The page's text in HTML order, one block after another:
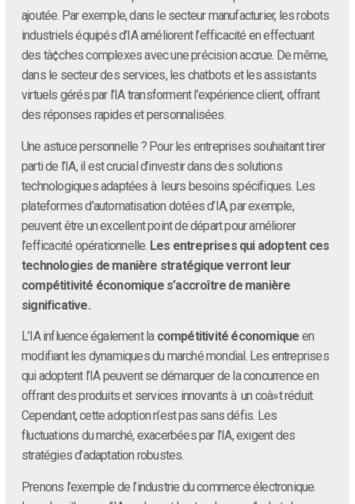
ajoutée. Par exemple, dans le secteur manufacturier, les robots
industriels équipés d’IA améliorent l’efficacité en effectuant
des tà¢ches complexes avec une précision accrue. De même,
dans le secteur des services, les chatbots et les assistants
virtuels gérés par l’IA transforment l’expérience client, offrant
des réponses rapides et personnalisées.
Une astuce personnelle ? Pour les entreprises souhaitant tirer
parti de l’IA, il est crucial d’investir dans des solutions
technologiques adaptées à leurs besoins spécifiques. Les
plateformes d’automatisation dotées d’IA, par exemple,
peuvent être un excellent point de départ pour améliorer
l’efficacité opérationnelle. Les entreprises qui adoptent ces
technologies de manière stratégique verront leur
compétitivité économique s’accroître de manière
significative.
L’IA influence également la compétitivité économique en
modifiant les dynamiques du marché mondial. Les entreprises
qui adoptent l’IA peuvent se démarquer de la concurrence en
offrant des produits et services innovants à un coà»t réduit.
Cependant, cette adoption n’est pas sans défis. Les
fluctuations du marché, exacerbées par l’IA, exigent des
stratégies d’adaptation robustes.
Prenons l’exemple de l’industrie du commerce électronique.